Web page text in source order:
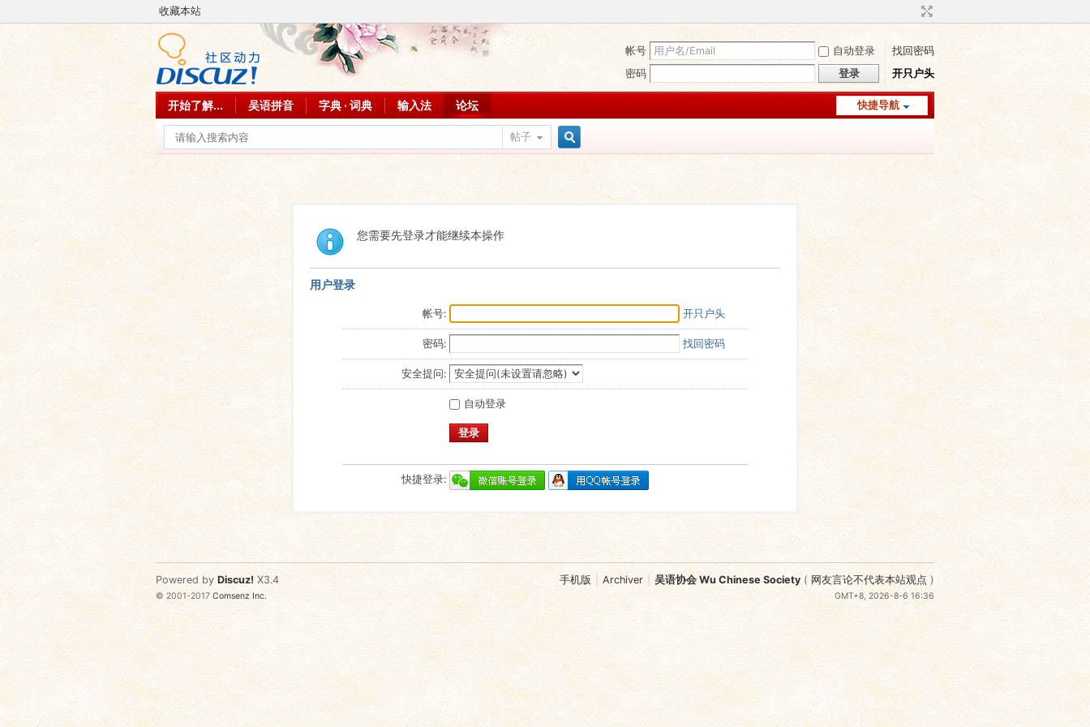
收藏本站
帐号 自动登录
找回密码
密码
登录 开只户头
快捷导航
开始了解... 吴语拼音 字典 · 词典 输入法 论坛
帖子
您需要先登录才能继续本操作
用户登录
帐号: 开只户头
密码: 找回密码
安全提问:
自动登录
登录
快捷登录:
手机版 Archiver 吴语协会 Wu Chinese Society ( 网友言论不代表本站观点 )
GMT+8, 2026-8-6 16:36
Powered by Discuz! X3.4
© 2001-2017Comsenz Inc.